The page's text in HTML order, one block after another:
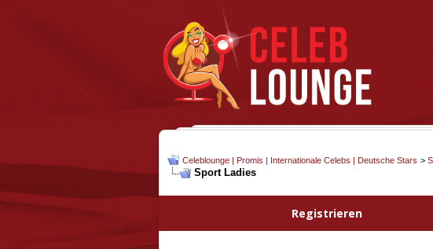
Celeblounge | Promis | Internationale Celebs | Deutsche Stars >
Sport Ladies
Registrieren